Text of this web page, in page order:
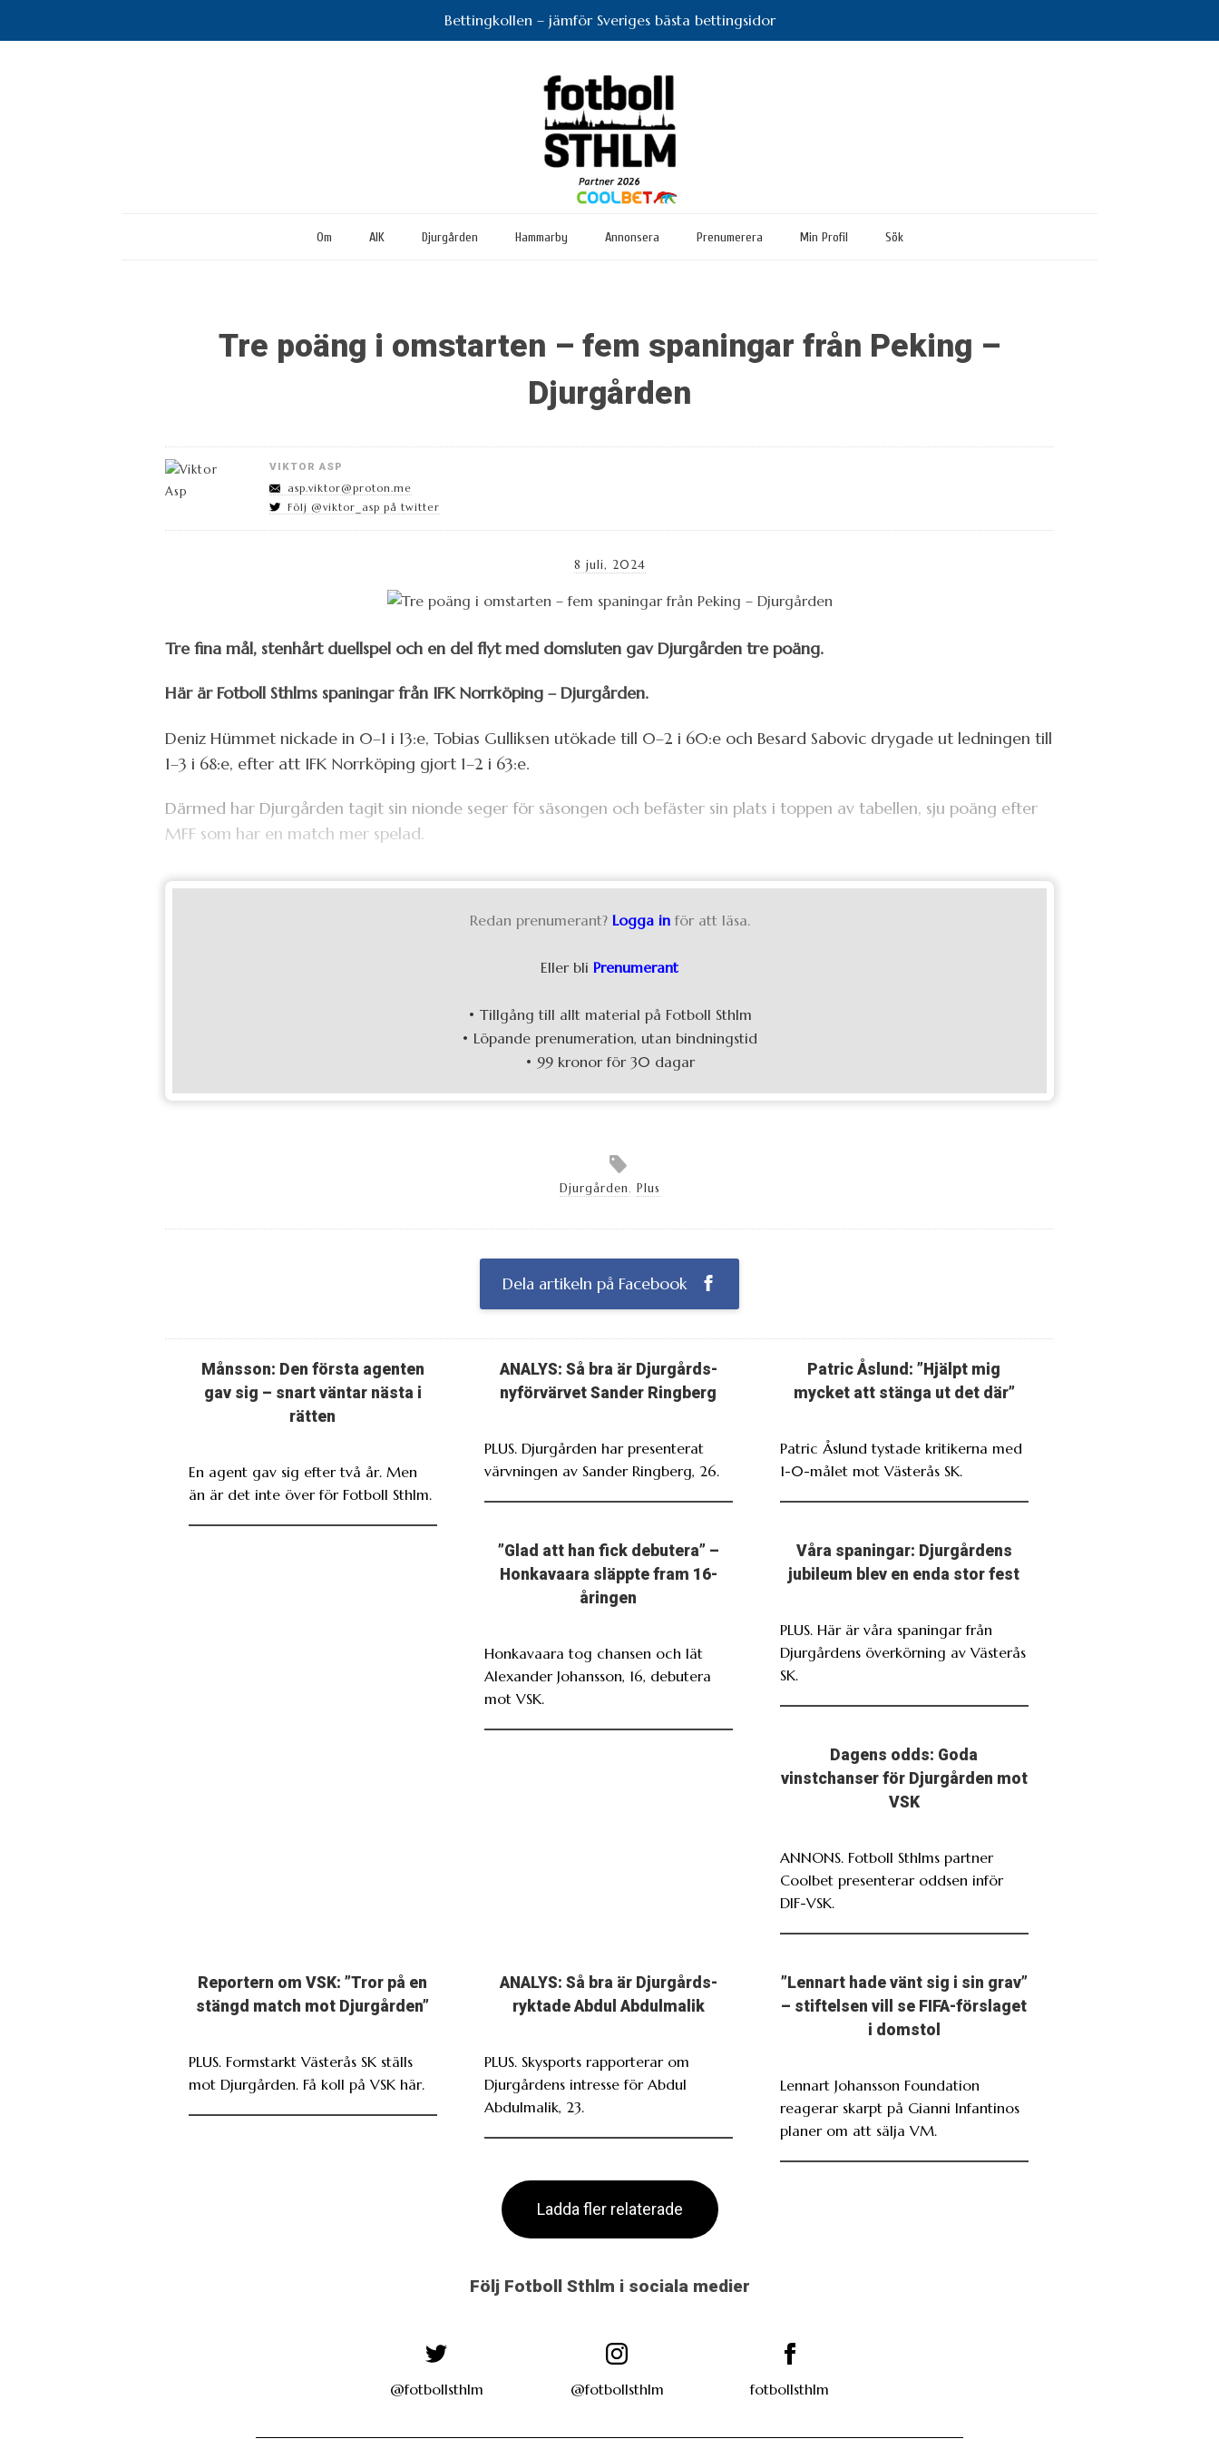
Bettingkollen – jämför Sveriges bästa bettingsidor
Om AIK Djurgården Hammarby Annonsera Prenumerera Min Profil Sök
Tre poäng i omstarten – fem spaningar från Peking –
Djurgården
VIKTOR ASP
asp.viktor@proton.me
Följ @viktor_asp på twitter
8 juli, 2024
Tre fina mål, stenhårt duellspel och en del flyt med domsluten gav Djurgården tre poäng.
Här är Fotboll Sthlms spaningar från IFK Norrköping – Djurgården.
Deniz Hümmet nickade in 0–1 i 13:e, Tobias Gulliksen utökade till 0–2 i 60:e och Besard Sabovic drygade ut ledningen till
1–3 i 68:e, efter att IFK Norrköping gjort 1–2 i 63:e.
Därmed har Djurgården tagit sin nionde seger för säsongen och befäster sin plats i toppen av tabellen, sju poäng efter
MFF som har en match mer spelad.
Redan prenumerant? Logga in för att läsa.
Eller bli Prenumerant
• Tillgång till allt material på Fotboll Sthlm
• Löpande prenumeration, utan bindningstid
• 99 kronor för 30 dagar
Djurgården, Plus
Dela artikeln på Facebook
Månsson: Den första agenten
gav sig – snart väntar nästa i
rätten
En agent gav sig efter två år. Men
än är det inte över för Fotboll Sthlm.
ANALYS: Så bra är Djurgårds-
nyförvärvet Sander Ringberg
PLUS. Djurgården har presenterat
värvningen av Sander Ringberg, 26.
Patric Åslund: ”Hjälpt mig
mycket att stänga ut det där”
Patric Åslund tystade kritikerna med
1-0-målet mot Västerås SK.
”Glad att han fick debutera” –
Honkavaara släppte fram 16-
åringen
Honkavaara tog chansen och lät
Alexander Johansson, 16, debutera
mot VSK.
Våra spaningar: Djurgårdens
jubileum blev en enda stor fest
PLUS. Här är våra spaningar från
Djurgårdens överkörning av Västerås
SK.
Dagens odds: Goda
vinstchanser för Djurgården mot
VSK
ANNONS. Fotboll Sthlms partner
Coolbet presenterar oddsen inför
DIF-VSK.
Reportern om VSK: ”Tror på en
stängd match mot Djurgården”
PLUS. Formstarkt Västerås SK ställs
mot Djurgården. Få koll på VSK här.
ANALYS: Så bra är Djurgårds-
ryktade Abdul Abdulmalik
PLUS. Skysports rapporterar om
Djurgårdens intresse för Abdul
Abdulmalik, 23.
”Lennart hade vänt sig i sin grav”
– stiftelsen vill se FIFA-förslaget
i domstol
Lennart Johansson Foundation
reagerar skarpt på Gianni Infantinos
planer om att sälja VM.
Ladda fler relaterade
Följ Fotboll Sthlm i sociala medier
@fotbollsthlm @fotbollsthlm fotbollsthlm